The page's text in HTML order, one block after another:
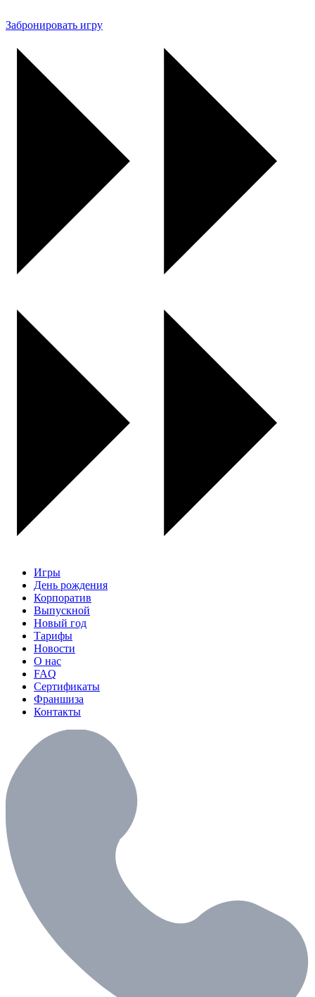
Забронировать игру
Игры
День рождения
Корпоратив
Выпускной
Новый год
Тарифы
Новости
О нас
FAQ
Сертификаты
Франшиза
Контакты